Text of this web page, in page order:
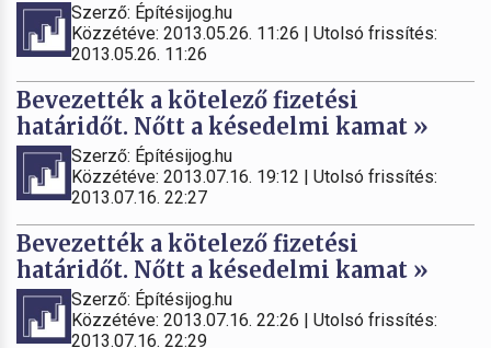
Szerző: Építésijog.hu
Közzétéve: 2013.05.26. 11:26 | Utolsó frissítés:
2013.05.26. 11:26
Bevezették a kötelező fizetési
határidőt. Nőtt a késedelmi kamat »
Szerző: Építésijog.hu
Közzétéve: 2013.07.16. 19:12 | Utolsó frissítés:
2013.07.16. 22:27
Bevezették a kötelező fizetési
határidőt. Nőtt a késedelmi kamat »
Szerző: Építésijog.hu
Közzétéve: 2013.07.16. 22:26 | Utolsó frissítés:
2013.07.16. 22:29